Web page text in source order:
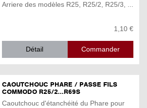
Arriere des modèles R25, R25/2, R25/3, ...
1,10 €
Détail
CAOUTCHOUC PHARE / PASSE FILS
COMMODO R25/2...R69S
Caoutchouc d'étanchéité du Phare pour